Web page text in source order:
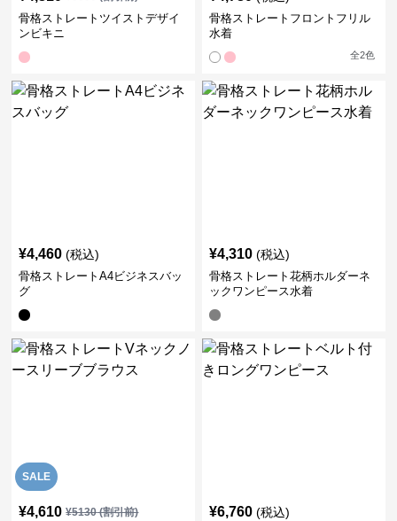
骨格ストレートツイストデザイ
ンビキニ
骨格ストレートフロントフリル
水着
全2色
¥4,460 (税込)
骨格ストレートA4ビジネスバッ
グ
¥4,310 (税込)
骨格ストレート花柄ホルダーネ
ックワンピース水着
SALE
¥4,610 ¥5130(割引前) ¥6,760 (税込)